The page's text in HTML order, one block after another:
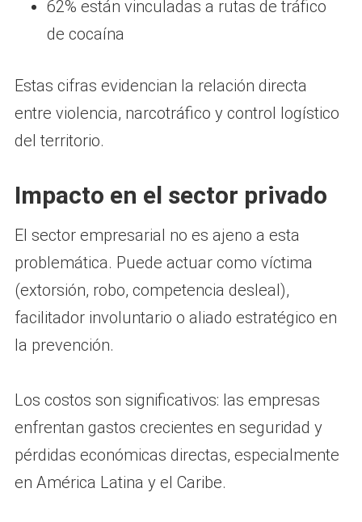
62% están vinculadas a rutas de tráfico
de cocaína
Estas cifras evidencian la relación directa
entre violencia, narcotráfico y control logístico
del territorio.
Impacto en el sector privado
El sector empresarial no es ajeno a esta
problemática. Puede actuar como víctima
(extorsión, robo, competencia desleal),
facilitador involuntario o aliado estratégico en
la prevención.
Los costos son significativos: las empresas
enfrentan gastos crecientes en seguridad y
pérdidas económicas directas, especialmente
en América Latina y el Caribe.